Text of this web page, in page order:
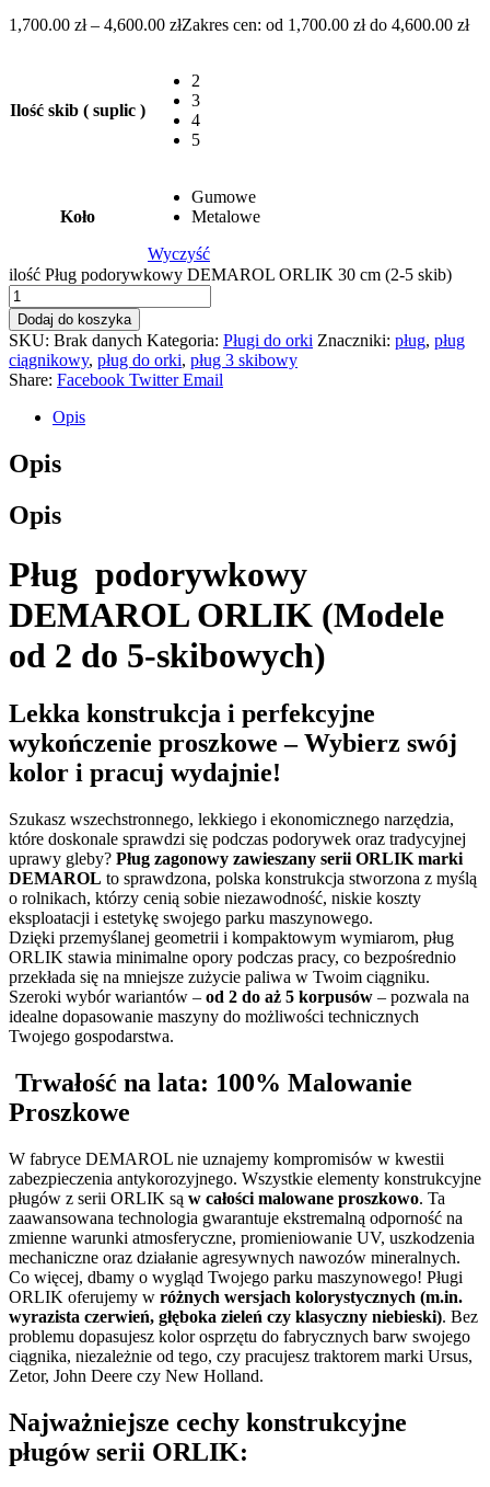
1,700.00 zł – 4,600.00 złZakres cen: od 1,700.00 zł do 4,600.00 zł
Ilość skib ( suplic )
2
3
4
5
Koło
Gumowe
Metalowe
Wyczyść
ilość Pług podorywkowy DEMAROL ORLIK 30 cm (2-5 skib)
Dodaj do koszyka
SKU: Brak danych Kategoria: Pługi do orki Znaczniki: pług, pług
ciągnikowy, pług do orki, pług 3 skibowy
Share: Facebook Twitter Email
Opis
Opis
Opis
Pług podorywkowy
DEMAROL ORLIK (Modele
od 2 do 5-skibowych)
Lekka konstrukcja i perfekcyjne
wykończenie proszkowe – Wybierz swój
kolor i pracuj wydajnie!
Szukasz wszechstronnego, lekkiego i ekonomicznego narzędzia,
które doskonale sprawdzi się podczas podorywek oraz tradycyjnej
uprawy gleby? Pług zagonowy zawieszany serii ORLIK marki
DEMAROL to sprawdzona, polska konstrukcja stworzona z myślą
o rolnikach, którzy cenią sobie niezawodność, niskie koszty
eksploatacji i estetykę swojego parku maszynowego.
Dzięki przemyślanej geometrii i kompaktowym wymiarom, pług
ORLIK stawia minimalne opory podczas pracy, co bezpośrednio
przekłada się na mniejsze zużycie paliwa w Twoim ciągniku.
Szeroki wybór wariantów – od 2 do aż 5 korpusów – pozwala na
idealne dopasowanie maszyny do możliwości technicznych
Twojego gospodarstwa.
Trwałość na lata: 100% Malowanie
Proszkowe
W fabryce DEMAROL nie uznajemy kompromisów w kwestii
zabezpieczenia antykorozyjnego. Wszystkie elementy konstrukcyjne
pługów z serii ORLIK są w całości malowane proszkowo. Ta
zaawansowana technologia gwarantuje ekstremalną odporność na
zmienne warunki atmosferyczne, promieniowanie UV, uszkodzenia
mechaniczne oraz działanie agresywnych nawozów mineralnych.
Co więcej, dbamy o wygląd Twojego parku maszynowego! Pługi
ORLIK oferujemy w różnych wersjach kolorystycznych (m.in.
wyrazista czerwień, głęboka zieleń czy klasyczny niebieski). Bez
problemu dopasujesz kolor osprzętu do fabrycznych barw swojego
ciągnika, niezależnie od tego, czy pracujesz traktorem marki Ursus,
Zetor, John Deere czy New Holland.
Najważniejsze cechy konstrukcyjne
pługów serii ORLIK: